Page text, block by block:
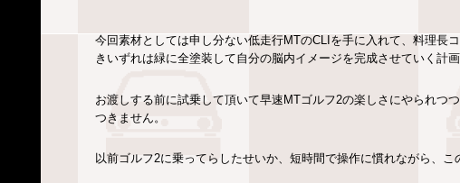
今回素材としては申し分ない低走行MTのCLIを手に入れて、料理長
きいずれは緑に全塗装して自分の脳内イメージを完成させていく計
お渡しする前に試乗して頂いて早速MTゴルフ2の楽しさにやられつ
つきません。
以前ゴルフ2に乗ってらしたせいか、短時間で操作に慣れながら、